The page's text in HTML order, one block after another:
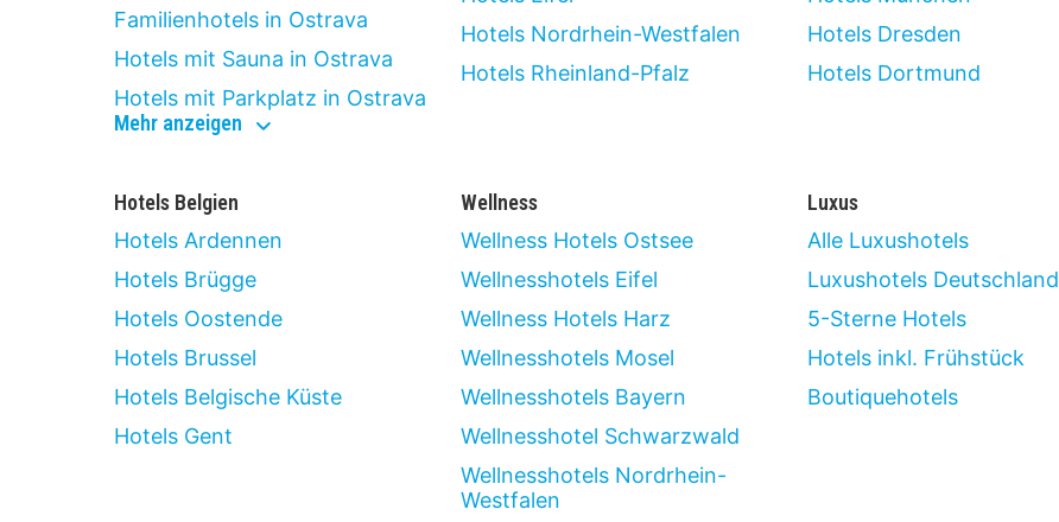
Familienhotels in Ostrava
Hotels mit Sauna in Ostrava
Hotels mit Parkplatz in Ostrava
Mehr anzeigen hoteltypen
Hotels Nordrhein-Westfalen
Hotels Rheinland-Pfalz
Hotels Dresden
Hotels Dortmund
Hotels Belgien
Hotels Ardennen
Hotels Brügge
Hotels Oostende
Hotels Brussel
Hotels Belgische Küste
Hotels Gent
Wellness
Wellness Hotels Ostsee
Wellnesshotels Eifel
Wellness Hotels Harz
Wellnesshotels Mosel
Wellnesshotels Bayern
Wellnesshotel Schwarzwald
Wellnesshotels Nordrhein-
Westfalen
Luxus
Alle Luxushotels
Luxushotels Deutschland
5-Sterne Hotels
Hotels inkl. Frühstück
Boutiquehotels